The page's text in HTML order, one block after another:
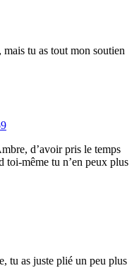
mais tu as tout mon soutien
d’avoir pris le temps
toi-même tu n’en peux plus
tu as juste plié un peu plus